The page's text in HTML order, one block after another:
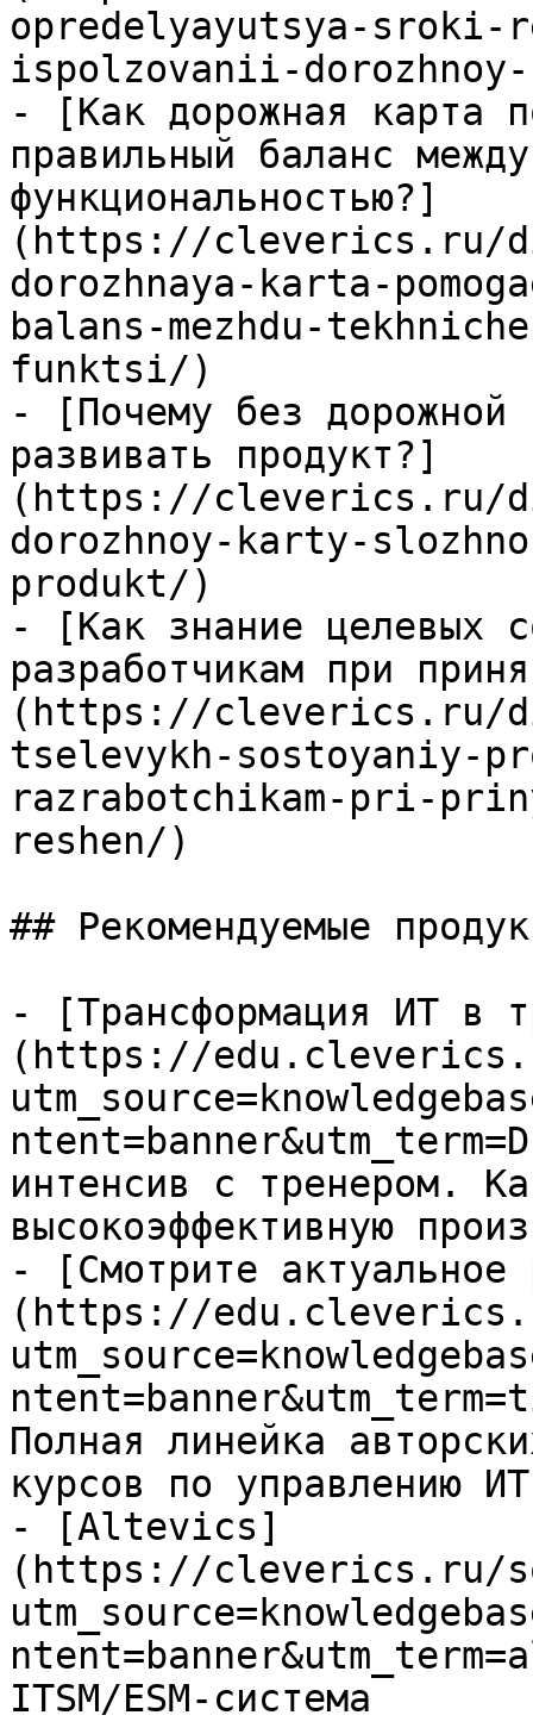
opredelyayutsya-
ispolzovanii-
- [Как дорожная карта
правильный баланс
функциональностью?]
(https://cleverics.ru/
dorozhnaya-karta-
balans-mezhdu-
funktsi/)
- [Почему без дорожной
развивать продукт?]
(https://cleverics.ru/
dorozhnoy-karty-
produkt/)
- [Как знание целевых
разработчикам при
(https://cleverics.ru/
tselevykh-sostoyaniy-
razrabotchikam-pri-
reshen/)
## Рекомендуемые
- [Трансформация ИТ в
(https://
интенсив с тренером.
высокоэффективную
- [Смотрите актуальное
(https://
Полная линейка
курсов по управлению ИТ
- [Altevics]
(https://cleverics.ru/
ITSM/ESM-система